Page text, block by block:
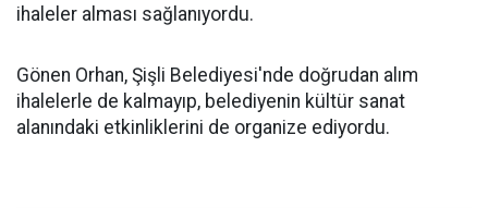
ihaleler alması sağlanıyordu.
Gönen Orhan, Şişli Belediyesi'nde doğrudan alım
ihalelerle de kalmayıp, belediyenin kültür sanat
alanındaki etkinliklerini de organize ediyordu.